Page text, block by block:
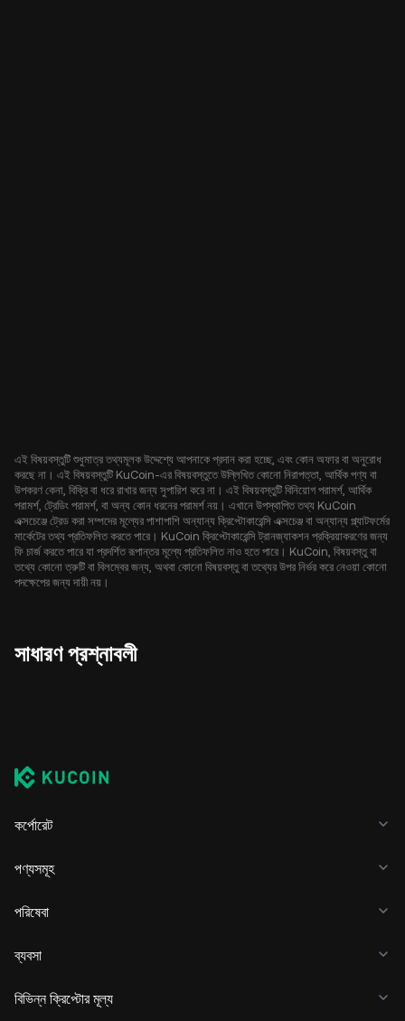
এই বিষয়বস্তুটি শুধুমাত্র তথ্যমূলক উদ্দেশ্যে আপনাকে প্রদান করা হচ্ছে, এবং কোন অফার বা অনুরোধ
করছে না। এই বিষয়বস্তুটি KuCoin-এর বিষয়বস্তুতে উল্লিখিত কোনো নিরাপত্তা, আর্থিক পণ্য বা
উপকরণ কেনা, বিক্রি বা ধরে রাখার জন্য সুপারিশ করে না। এই বিষয়বস্তুটি বিনিয়োগ পরামর্শ, আর্থিক
পরামর্শ, ট্রেডিং পরামর্শ, বা অন্য কোন ধরনের পরামর্শ নয়। এখানে উপস্থাপিত তথ্য KuCoin
এক্সচেঞ্জে ট্রেড করা সম্পদের মূল্যের পাশাপাশি অন্যান্য ক্রিপ্টোকারেন্সি এক্সচেঞ্জ বা অন্যান্য প্ল্যাটফর্মের
মার্কেটের তথ্য প্রতিফলিত করতে পারে। KuCoin ক্রিপ্টোকারেন্সি ট্রানজ্যাকশন প্রক্রিয়াকরণের জন্য
ফি চার্জ করতে পারে যা প্রদর্শিত রূপান্তর মূল্যে প্রতিফলিত নাও হতে পারে। KuCoin, বিষয়বস্তু বা
তথ্যে কোনো ত্রুটি বা বিলম্বের জন্য, অথবা কোনো বিষয়বস্তু বা তথ্যের উপর নির্ভর করে নেওয়া কোনো
পদক্ষেপের জন্য দায়ী নয়।
সাধারণ প্রশ্নাবলী
কর্পোরেট
পণ্যসমূহ
পরিষেবা
ব্যবসা
বিভিন্ন ক্রিপ্টোর মূল্য